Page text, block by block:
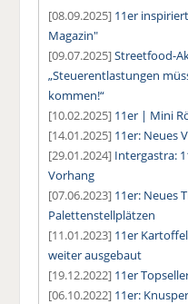
[08.09.2025] 11er
Magazin"
[09.07.2025]Streetfood-
„Steuerentlastungen
kommen!“
[10.02.2025] 11er | Mini
[14.01.2025] 11er: Neues
[29.01.2024] Intergastra:
Vorhang
[07.06.2023] 11er: Neues
Palettenstellplätzen
[11.01.2023] 11er
weiter ausgebaut
[19.12.2022] 11er
[06.10.2022] 11er: